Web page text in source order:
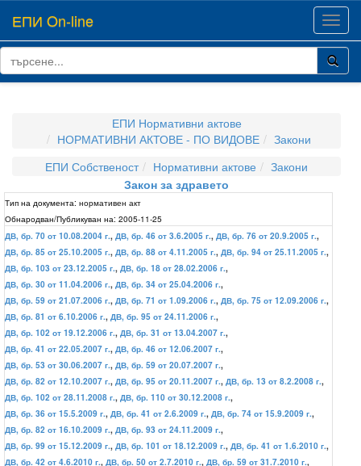
ЕПИ On-line
ЕПИ Нормативни актове
НОРМАТИВНИ АКТОВЕ - ПО ВИДОВЕ
Закони
ЕПИ Собственост
Нормативни актове
Закони
Закон за здравето
Тип на документа: нормативен акт
Обнародван/Публикуван на: 2005-11-25
ДВ, бр. 70 от 10.08.2004 г., ДВ, бр. 46 от 3.6.2005 г., ДВ, бр. 76 от 20.9.2005 г.,
ДВ, бр. 85 от 25.10.2005 г., ДВ, бр. 88 от 4.11.2005 г., ДВ, бр. 94 от 25.11.2005 г.,
ДВ, бр. 103 от 23.12.2005 г., ДВ, бр. 18 от 28.02.2006 г.,
ДВ, бр. 30 от 11.04.2006 г., ДВ, бр. 34 от 25.04.2006 г.,
ДВ, бр. 59 от 21.07.2006 г., ДВ, бр. 71 от 1.09.2006 г., ДВ, бр. 75 от 12.09.2006 г.,
ДВ, бр. 81 от 6.10.2006 г., ДВ, бр. 95 от 24.11.2006 г.,
ДВ, бр. 102 от 19.12.2006 г., ДВ, бр. 31 от 13.04.2007 г.,
ДВ, бр. 41 от 22.05.2007 г., ДВ, бр. 46 от 12.06.2007 г.,
ДВ, бр. 53 от 30.06.2007 г., ДВ, бр. 59 от 20.07.2007 г.,
ДВ, бр. 82 от 12.10.2007 г., ДВ, бр. 95 от 20.11.2007 г., ДВ, бр. 13 от 8.2.2008 г.,
ДВ, бр. 102 от 28.11.2008 г., ДВ, бр. 110 от 30.12.2008 г.,
ДВ, бр. 36 от 15.5.2009 г., ДВ, бр. 41 от 2.6.2009 г., ДВ, бр. 74 от 15.9.2009 г.,
ДВ, бр. 82 от 16.10.2009 г., ДВ, бр. 93 от 24.11.2009 г.,
ДВ, бр. 99 от 15.12.2009 г., ДВ, бр. 101 от 18.12.2009 г., ДВ, бр. 41 от 1.6.2010 г.,
ДВ, бр. 42 от 4.6.2010 г., ДВ, бр. 50 от 2.7.2010 г., ДВ, бр. 59 от 31.7.2010 г.,